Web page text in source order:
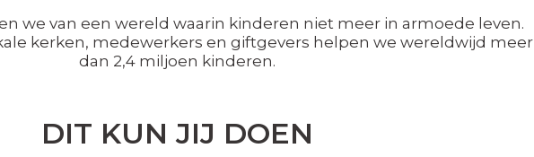
we van een wereld waarin kinderen niet meer in armoede leven.
kerken, medewerkers en giftgevers helpen we wereldwijd meer
dan 2,4 miljoen kinderen.
DIT KUN JIJ DOEN